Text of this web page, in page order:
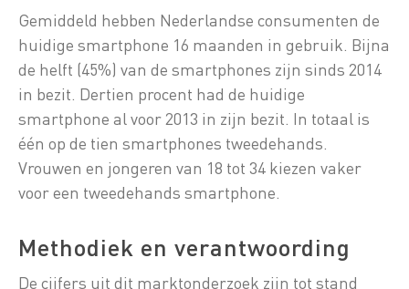
Gemiddeld hebben Nederlandse consumenten de
huidige smartphone 16 maanden in gebruik. Bijna
de helft (45%) van de smartphones zijn sinds 2014
in bezit. Dertien procent had de huidige
smartphone al voor 2013 in zijn bezit. In totaal is
één op de tien smartphones tweedehands.
Vrouwen en jongeren van 18 tot 34 kiezen vaker
voor een tweedehands smartphone.
Methodiek en verantwoording
De cijfers uit dit marktonderzoek zijn tot stand